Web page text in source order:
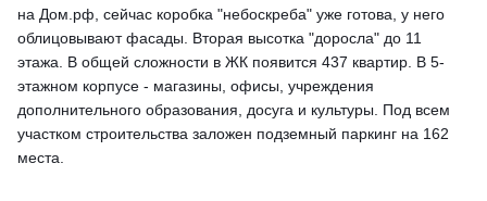
на Дом.рф, сейчас коробка "небоскреба" уже готова, у него
облицовывают фасады. Вторая высотка "доросла" до 11
этажа. В общей сложности в ЖК появится 437 квартир. В 5-
этажном корпусе - магазины, офисы, учреждения
дополнительного образования, досуга и культуры. Под всем
участком строительства заложен подземный паркинг на 162
места.